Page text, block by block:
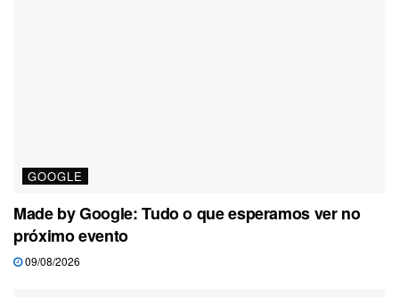
GOOGLE
Made by Google: Tudo o que esperamos ver no
próximo evento
09/08/2026